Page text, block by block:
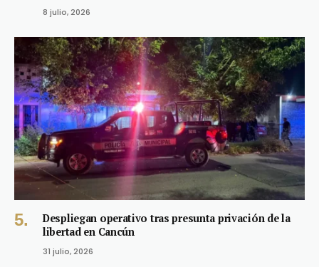
8 julio, 2026
Despliegan operativo tras presunta privación de la
libertad en Cancún
31 julio, 2026